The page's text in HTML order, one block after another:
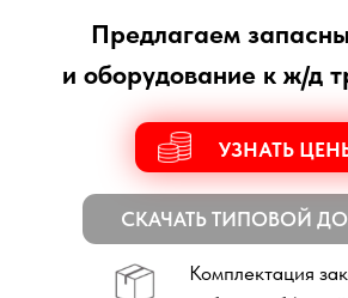
СКАЧАТЬ ТИПОВОЙ ДОГОВОР
Комплектация заказа
от 1-го до 14 дней
по всем техническим вопросам
по всей России